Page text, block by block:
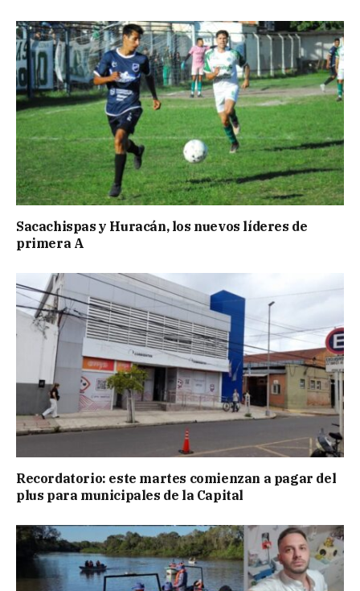
Sacachispas y Huracán, los nuevos líderes de
primera A
Recordatorio: este martes comienzan a pagar del
plus para municipales de la Capital